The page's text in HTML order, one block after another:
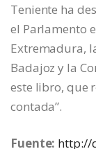
Teniente ha
el Parlamento
Extremadura,
Badajoz y la
este libro, que
contada”.
Fuente: http://